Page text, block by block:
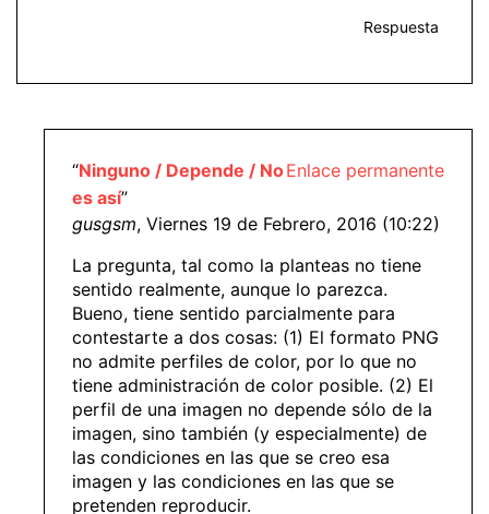
Respuesta
Enlace permanente
“Ninguno / Depende / No
es así”
gusgsm, Viernes 19 de Febrero, 2016 (10:22)
La pregunta, tal como la planteas no tiene
sentido realmente, aunque lo parezca.
Bueno, tiene sentido parcialmente para
contestarte a dos cosas: (1) El formato PNG
no admite perfiles de color, por lo que no
tiene administración de color posible. (2) El
perfil de una imagen no depende sólo de la
imagen, sino también (y especialmente) de
las condiciones en las que se creo esa
imagen y las condiciones en las que se
pretenden reproducir.